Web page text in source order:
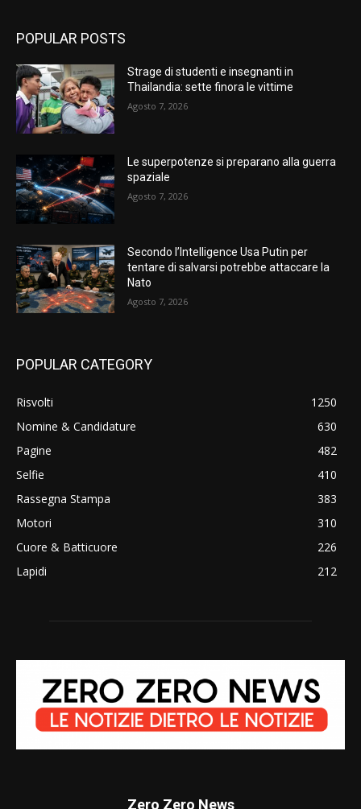
POPULAR POSTS
Strage di studenti e insegnanti in
Thailandia: sette finora le vittime
Agosto 7, 2026
Le superpotenze si preparano alla guerra
spaziale
Agosto 7, 2026
Secondo l’Intelligence Usa Putin per
tentare di salvarsi potrebbe attaccare la
Nato
Agosto 7, 2026
POPULAR CATEGORY
Risvolti
1250
Nomine & Candidature
630
Pagine
482
Selfie
410
Rassegna Stampa
383
Motori
310
Cuore & Batticuore
226
Lapidi
212
Zero Zero News